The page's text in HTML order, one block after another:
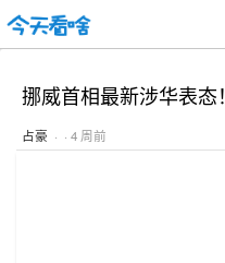
挪威首相最新涉华表态！
占豪 · · 4 周前